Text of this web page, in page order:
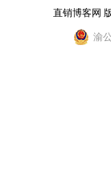
直销博客网
渝